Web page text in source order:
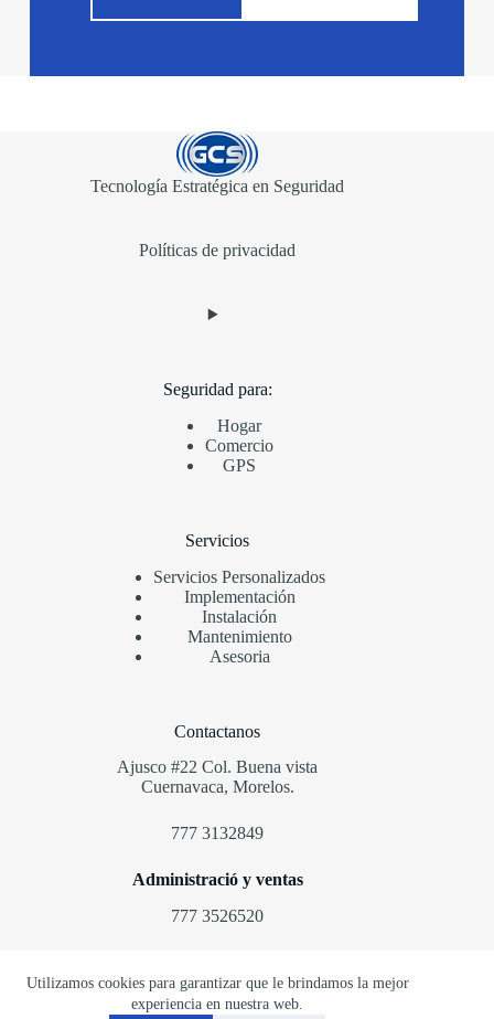
Utilizamos cookies para garantizar que le brindamos la mejor
experiencia en nuestra web.
Tecnología Estratégica en Seguridad
Políticas de privacidad
Seguridad para:
Hogar
Comercio
GPS
Servicios
Servicios Personalizados
Implementación
Instalación
Mantenimiento
Asesoria
Contactanos
Ajusco #22 Col. Buena vista
Cuernavaca, Morelos.
777 3132849
Administració y ventas
777 3526520
5544400655